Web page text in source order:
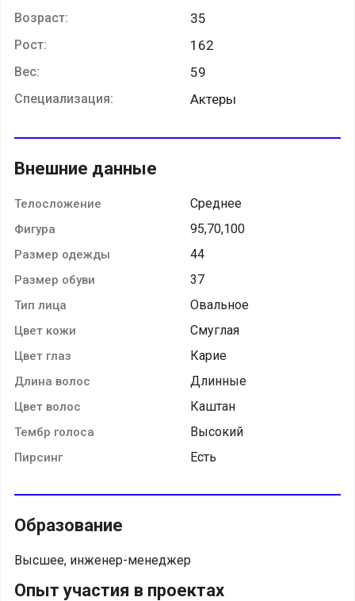
Возраст: 35
Рост: 162
Вес: 59
Специализация: Актеры
Внешние данные
Телосложение Среднее
Фигура 95,70,100
Размер одежды 44
Размер обуви 37
Тип лица Овальное
Цвет кожи Смуглая
Цвет глаз Карие
Длина волос Длинные
Цвет волос Каштан
Тембр голоса Высокий
Пирсинг Есть
Образование
Высшее, инженер-менеджер
Опыт участия в проектах